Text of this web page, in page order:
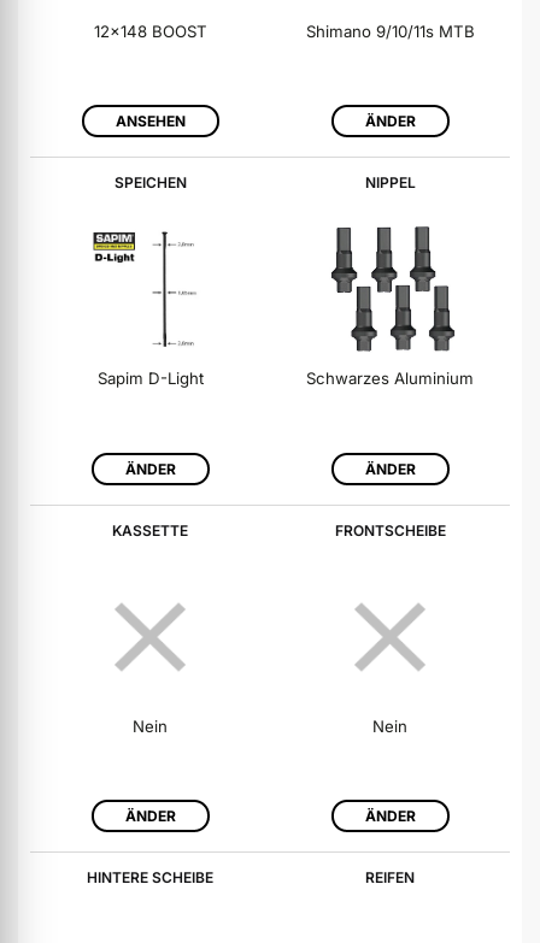
12x148 BOOST
ANSEHEN
Shimano 9/10/11s MTB
ÄNDER
SPEICHEN
Sapim D-Light
ÄNDER
NIPPEL
Schwarzes Aluminium
ÄNDER
KASSETTE
Nein
ÄNDER
FRONTSCHEIBE
Nein
ÄNDER
HINTERE SCHEIBE REIFEN